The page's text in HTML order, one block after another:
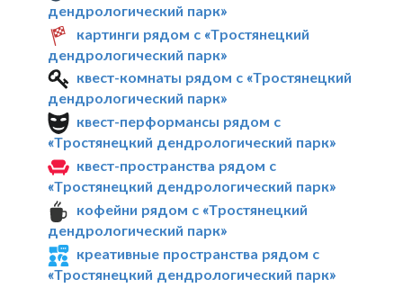
дендрологический парк»
картинги рядом с «Тростянецкий
дендрологический парк»
квест-комнаты рядом с «Тростянецкий
дендрологический парк»
квест-перформансы рядом с
«Тростянецкий дендрологический парк»
квест-пространства рядом с
«Тростянецкий дендрологический парк»
кофейни рядом с «Тростянецкий
дендрологический парк»
креативные пространства рядом с
«Тростянецкий дендрологический парк»